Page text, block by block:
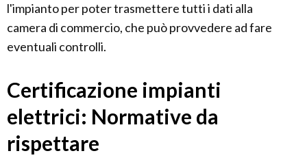
l'impianto per poter trasmettere tutti i dati alla
camera di commercio, che può provvedere ad fare
eventuali controlli.
Certificazione impianti
elettrici: Normative da
rispettare